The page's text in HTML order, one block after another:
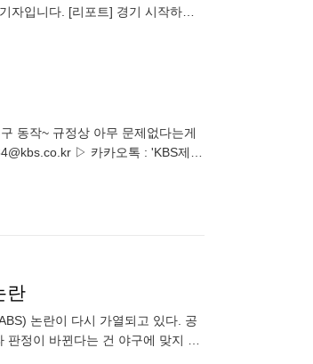
동작~ 규정상 아무 문제없다는게
▷ 카카오톡 : 'KBS제
란
논란이 다시 가열되고 있다. 공
정이 바뀐다는 건 야구에 맞지 않